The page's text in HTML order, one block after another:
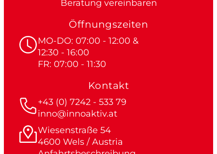
Beratung vereinbaren
Öffnungszeiten
MO-DO: 07:00 - 12:00 &
12:30 - 16:00
FR: 07:00 - 11:30
Kontakt
+43 (0) 7242 - 533 79
inno@innoaktiv.at
Wiesenstraße 54
4600 Wels / Austria